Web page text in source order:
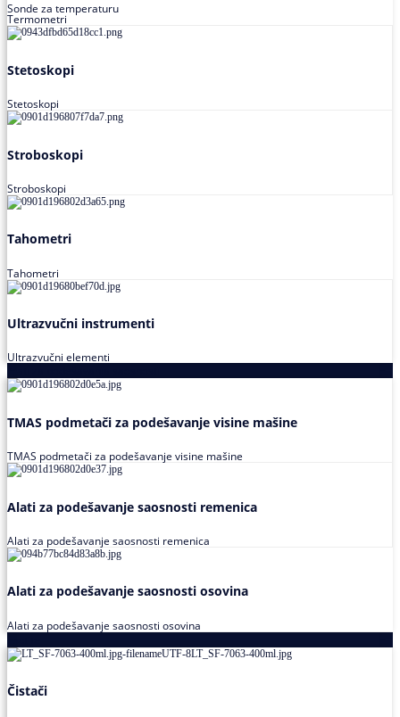
Sonde za temperaturu
Termometri
Stetoskopi
Stetoskopi
Stroboskopi
Stroboskopi
Tahometri
Tahometri
Ultrazvučni instrumenti
Ultrazvučni elementi
TMAS podmetači za podešavanje visine mašine
TMAS podmetači za podešavanje visine mašine
Alati za podešavanje saosnosti remenica
Alati za podešavanje saosnosti remenica
Alati za podešavanje saosnosti osovina
Alati za podešavanje saosnosti osovina
Čistači